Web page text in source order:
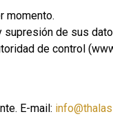
momento.
de sus
de control
E-mail: